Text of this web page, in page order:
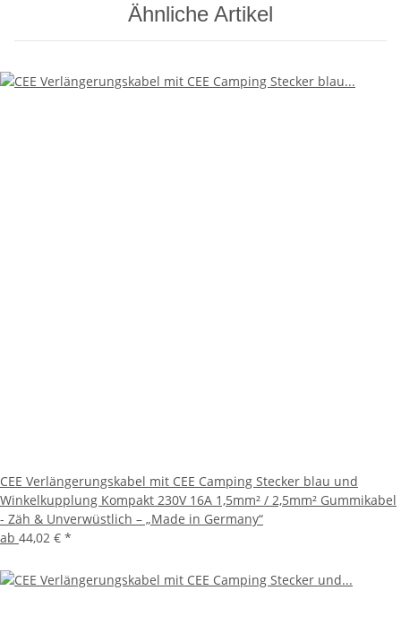
Ähnliche Artikel
CEE Verlängerungskabel mit CEE Camping Stecker blau und
Winkelkupplung Kompakt 230V 16A 1,5mm² / 2,5mm² Gummikabel
- Zäh & Unverwüstlich – „Made in Germany“
ab 44,02 € *